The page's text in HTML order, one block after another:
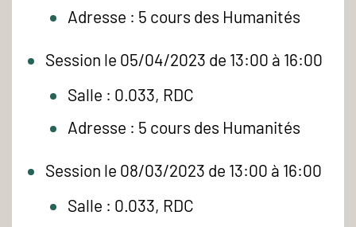
Adresse : 5 cours des Humanités
Session le 05/04/2023 de 13:00 à 16:00
Salle : 0.033, RDC
Adresse : 5 cours des Humanités
Session le 08/03/2023 de 13:00 à 16:00
Salle : 0.033, RDC